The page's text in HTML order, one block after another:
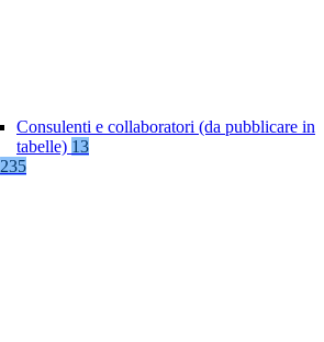
Consulenti e collaboratori (da pubblicare in
tabelle) 13
235